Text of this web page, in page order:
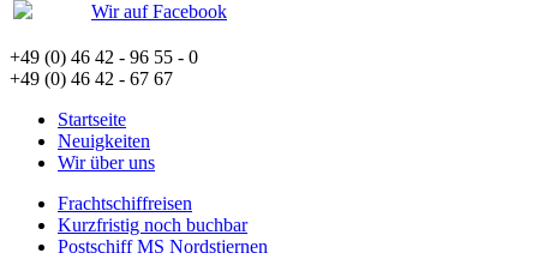
Wir auf Facebook
+49 (0) 46 42 - 96 55 - 0
+49 (0) 46 42 - 67 67
Startseite
Neuigkeiten
Wir über uns
Frachtschiffreisen
Kurzfristig noch buchbar
Postschiff MS Nordstjernen